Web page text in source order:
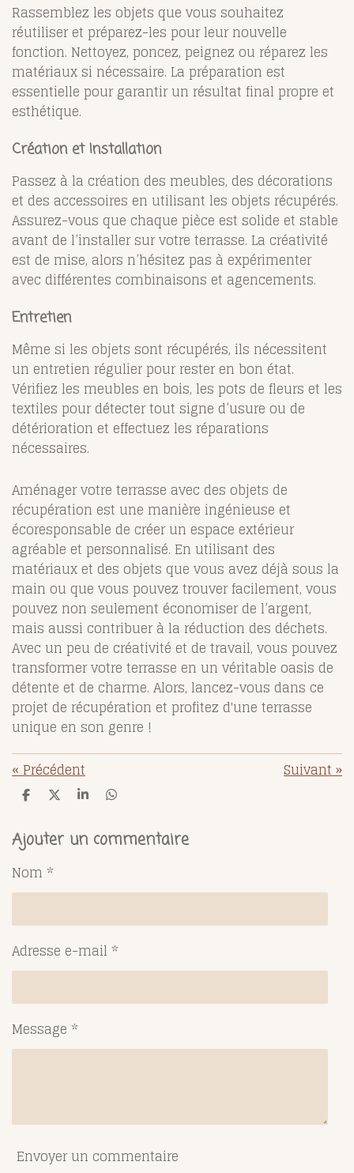
Rassemblez les objets que vous souhaitez
réutiliser et préparez-les pour leur nouvelle
fonction. Nettoyez, poncez, peignez ou réparez les
matériaux si nécessaire. La préparation est
essentielle pour garantir un résultat final propre et
esthétique.
Création et Installation
Passez à la création des meubles, des décorations
et des accessoires en utilisant les objets récupérés.
Assurez-vous que chaque pièce est solide et stable
avant de l’installer sur votre terrasse. La créativité
est de mise, alors n’hésitez pas à expérimenter
avec différentes combinaisons et agencements.
Entretien
Même si les objets sont récupérés, ils nécessitent
un entretien régulier pour rester en bon état.
Vérifiez les meubles en bois, les pots de fleurs et les
textiles pour détecter tout signe d’usure ou de
détérioration et effectuez les réparations
nécessaires.
Aménager votre terrasse avec des objets de
récupération est une manière ingénieuse et
écoresponsable de créer un espace extérieur
agréable et personnalisé. En utilisant des
matériaux et des objets que vous avez déjà sous la
main ou que vous pouvez trouver facilement, vous
pouvez non seulement économiser de l’argent,
mais aussi contribuer à la réduction des déchets.
Avec un peu de créativité et de travail, vous pouvez
transformer votre terrasse en un véritable oasis de
détente et de charme. Alors, lancez-vous dans ce
projet de récupération et profitez d'une terrasse
unique en son genre !
«Précédent Suivant»
P
t
a
e
r
P
t
a
r
P
t
a
r
P
t
a
r
Ajouter un commentaire
Nom *
Adresse e-mail *
Message *
Envoyer un commentaire